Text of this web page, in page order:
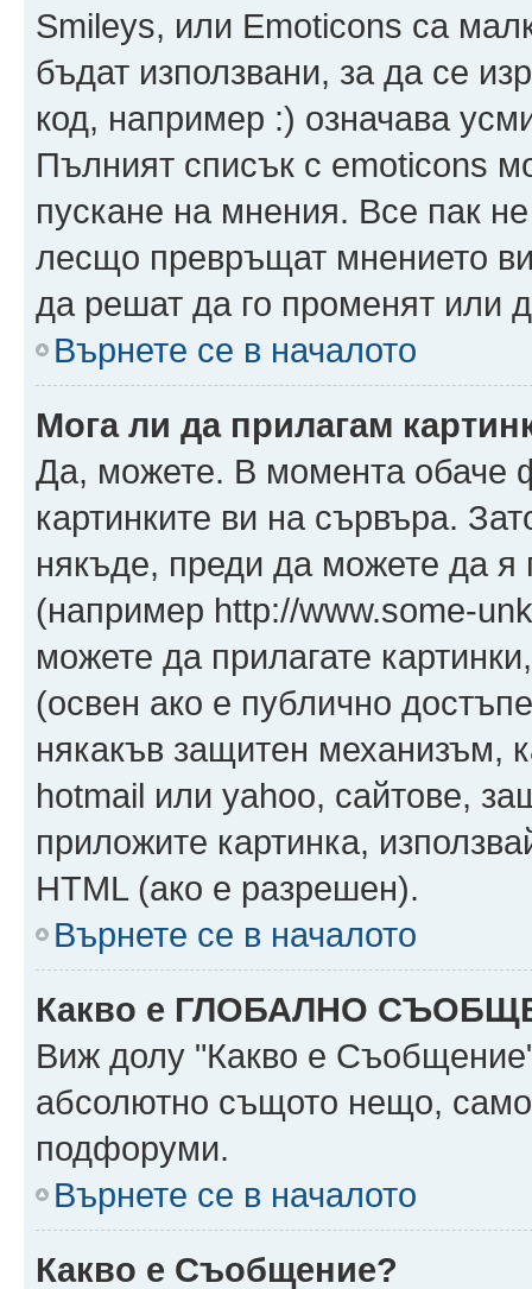
Smileys, или Emoticons са
бъдат използвани, за да се
код, например :) означава
Пълният списък с emoticons
пускане на мнения. Все пак
лесщо превръщат мнението
да решат да го променят или
Върнете се в началото
Мога ли да прилагам
Да, можете. В момента обаче
картинките ви на сървъра.
някъде, преди да можете да
(например http://www.some-
можете да прилагате
(освен ако е публично
някакъв защитен механизъм,
hotmail или yahoo, сайтове,
приложите картинка,
HTML (ако е разрешен).
Върнете се в началото
Какво е ГЛОБАЛНО
Виж долу "Какво е
абсолютно същото нещо,
подфоруми.
Върнете се в началото
Какво е Съобщение?